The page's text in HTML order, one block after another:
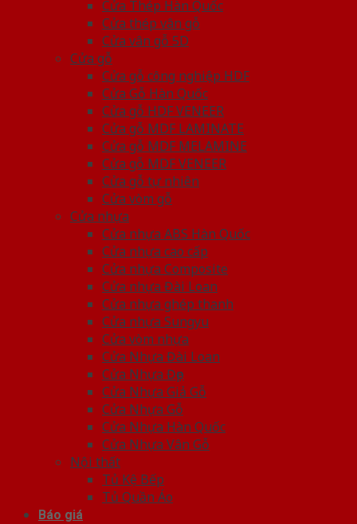
Cửa Thép Hàn Quốc
Cửa thép vân gỗ
Cửa vân gỗ 5D
Cửa gỗ
Cửa gỗ công nghiệp HDF
Cửa Gỗ Hàn Quốc
Cửa gỗ HDF VENEER
Cửa gỗ MDF LAMINATE
Cửa gỗ MDF MELAMINE
Cửa gỗ MDF VENEER
Cửa gỗ tự nhiên
Cửa vòm gỗ
Cửa nhựa
Cửa nhựa ABS Hàn Quốc
Cửa nhựa cao cấp
Cửa nhựa Composite
Cửa nhựa Đài Loan
Cửa nhựa ghép thanh
Cửa nhựa Sungyu
Cửa vòm nhựa
Cửa Nhựa Đài Loan
Cửa Nhựa Đẹp
Cửa Nhựa Giả Gỗ
Cửa Nhựa Gỗ
Cửa Nhựa Hàn Quốc
Cửa Nhựa Vân Gỗ
Nội thất
Tủ Kệ Bếp
Tủ Quần Áo
Báo giá